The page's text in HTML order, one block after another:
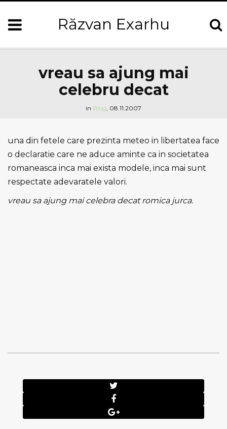
Răzvan Exarhu
vreau sa ajung mai
celebru decat
in Blog, 08.11.2007
una din fetele care prezinta meteo in libertatea face
o declaratie care ne aduce aminte ca in societatea
romaneasca inca mai exista modele, inca mai sunt
respectate adevaratele valori.
vreau sa ajung mai celebra decat romica jurca.